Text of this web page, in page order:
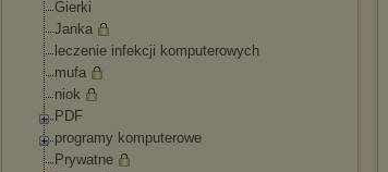
Gierki
Janka
leczenie infekcji komputerowych
mufa
niok
PDF
programy komputerowe
Prywatne